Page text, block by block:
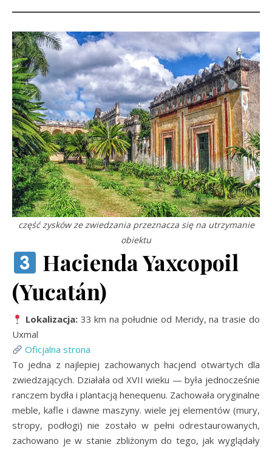
część zysków ze zwiedzania przeznacza się na utrzymanie
obiektu
Hacienda Yaxcopoil
(Yucatán)
Lokalizacja:33 km na południe od Meridy, na trasie do
Uxmal
Oficjalna strona
To jedna z najlepiej zachowanych hacjend otwartych dla
zwiedzających. Działała od XVII wieku — była jednocześnie
ranczem bydła i plantacją henequenu. Zachowała oryginalne
meble, kafle i dawne maszyny. wiele jej elementów (mury,
stropy, podłogi) nie zostało w pełni odrestaurowanych,
zachowano je w stanie zbliżonym do tego, jak wyglądały